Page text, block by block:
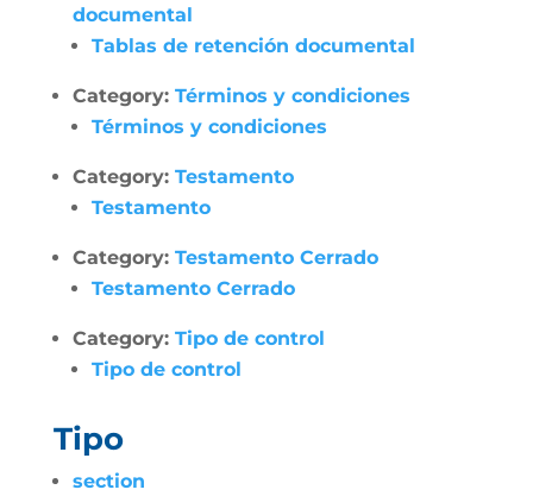
documental
Tablas de retención documental
Category: Términos y condiciones
Términos y condiciones
Category: Testamento
Testamento
Category: Testamento Cerrado
Testamento Cerrado
Category: Tipo de control
Tipo de control
Tipo
section